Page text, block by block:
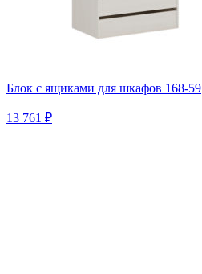
Блок с ящиками для шкафов 168-59
13 761 ₽